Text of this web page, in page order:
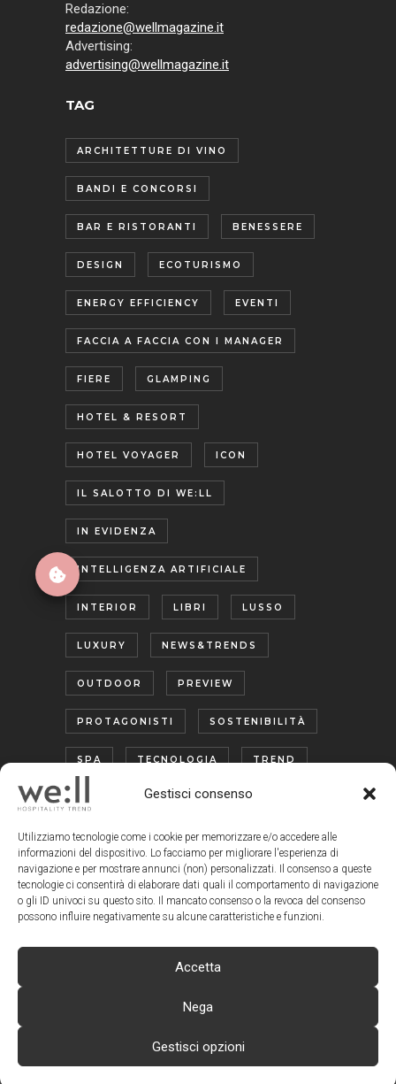
Gestisci consenso
Utilizziamo tecnologie come i cookie per memorizzare e/o accedere alle
informazioni del dispositivo. Lo facciamo per migliorare l'esperienza di
navigazione e per mostrare annunci (non) personalizzati. Il consenso a queste
tecnologie ci consentirà di elaborare dati quali il comportamento di navigazione
o gli ID univoci su questo sito. Il mancato consenso o la revoca del consenso
possono influire negativamente su alcune caratteristiche e funzioni.
Accetta
Nega
Gestisci opzioni
Redazione:
redazione@wellmagazine.it
Advertising:
advertising@wellmagazine.it
TAG
ARCHITETTURE DI VINO
BANDI E CONCORSI
BAR E RISTORANTI BENESSERE
DESIGN ECOTURISMO
ENERGY EFFICIENCY EVENTI
FACCIA A FACCIA CON I MANAGER
FIERE GLAMPING
HOTEL & RESORT
HOTEL VOYAGER ICON
IL SALOTTO DI WE:LL
IN EVIDENZA
INTELLIGENZA ARTIFICIALE
INTERIOR LIBRI LUSSO
LUXURY NEWS&TRENDS
OUTDOOR PREVIEW
PROTAGONISTI SOSTENIBILITÀ
SPA TECNOLOGIA TREND
TURISMO ENOGASTRONOMICO
WELLNESS
Magazine - Tutti i diritti riservati | Design by
Policy